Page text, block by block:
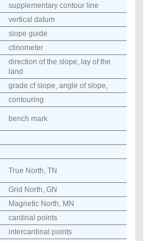
supplementary contour line
vertical datum
slope guide
clinometer
direction of the slope, lay of the
land
grade cf slope, angle of slope,
contouring
bench mark
True North, TN
Grid North, GN
Magnetic North, MN
cardinal points
intercardinal points